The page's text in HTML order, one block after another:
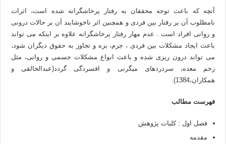
آنچه که باعث توجه محققان به رفتار پرخاشگرانه شده است، اثرات
نامطلوب آن بر رفتار بین فردی و همچنین اثر ناخوشایند آن بر حالات درونی
و روانی افراد است . عدم مهار رفتار پرخاشگرانه علاوه بر اینکه می تواند
باعث ایجاد مشکلات بین فردی ، جرم، بزه و تجاوز به حقوق دیگران شود،
می تواند درون ریزی شده و باعث انواع مشکلات جسمی و روانی، مثل
زخم معده، سردردهای میگرنی و افسردگی گردد(عبدالخالقی و
همکاران،1384).
فهرست مطالب
فصل اول : کلیات پژوهش
مقدمه